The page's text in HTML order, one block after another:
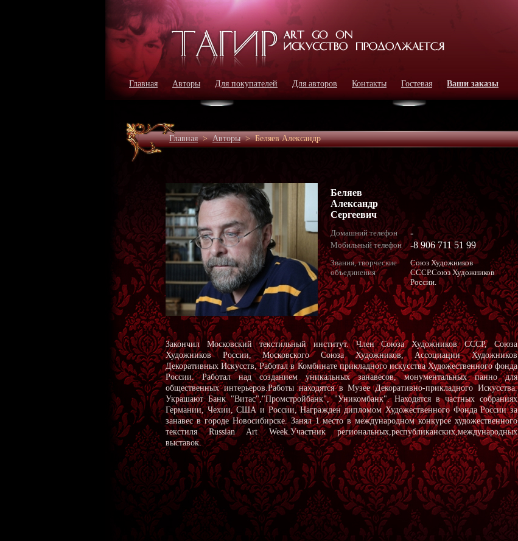
Главная Авторы Для покупателей Для авторов Контакты Гостевая Ваши заказы
Главная>Авторы>Беляев Александр
Беляев
Александр
Сергеевич
Домашний телефон -
Мобильный телефон -8 906 711 51 99
Звания, творческие
объединения
Союз Художников
СССР.Союз Художников
России.
Закончил Московский текстильный институт. Член Союза Художников СССР, Союза
Художников России, Московского Союза Художников, Ассоциации Художников
Декоративных Искусств, Работал в Комбинате прикладного искусства Художественного фонда
России. Работал над созданием уникальных занавесов, монументальных панно для
общественных интерьеров.Работы находятся в Музее Декоративно-прикладного Искусства.
Украшают Банк "Витас","Промстройбанк", "Уникомбанк". Находятся в частных собраниях
Германии, Чехии, США и России, Награжден дипломом Художественного Фонда России за
занавес в городе Новосибирске. Занял 1 место в международном конкурсе художественного
текстиля Russian Art Week.Участник региональных,республиканских,международных
выставок.